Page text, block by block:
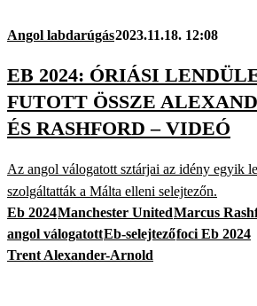
Angol labdarúgás2023.11.18. 12:08
EB 2024: ÓRIÁSI
FUTOTT ÖSSZE
ÉS RASHFORD – VIDEÓ
Az angol válogatott sztárjai az idény egyik
szolgáltatták a Málta elleni selejtezőn.
Eb 2024Manchester UnitedMarcus
angol válogatottEb-selejtezőfoci Eb 2024
Trent Alexander-Arnold